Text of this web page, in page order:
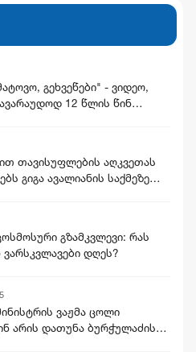
გეხვეწები" - ვიდეო,
12 წლის წინ
თავისუფლების აღკვეთას
გიგა ავალიანის საქმეზე
გზამკვლევი: რას
ვარსკვლავები დღეს?
ვაჟმა ცოლი
არის დათუნა ბურჭულაძის